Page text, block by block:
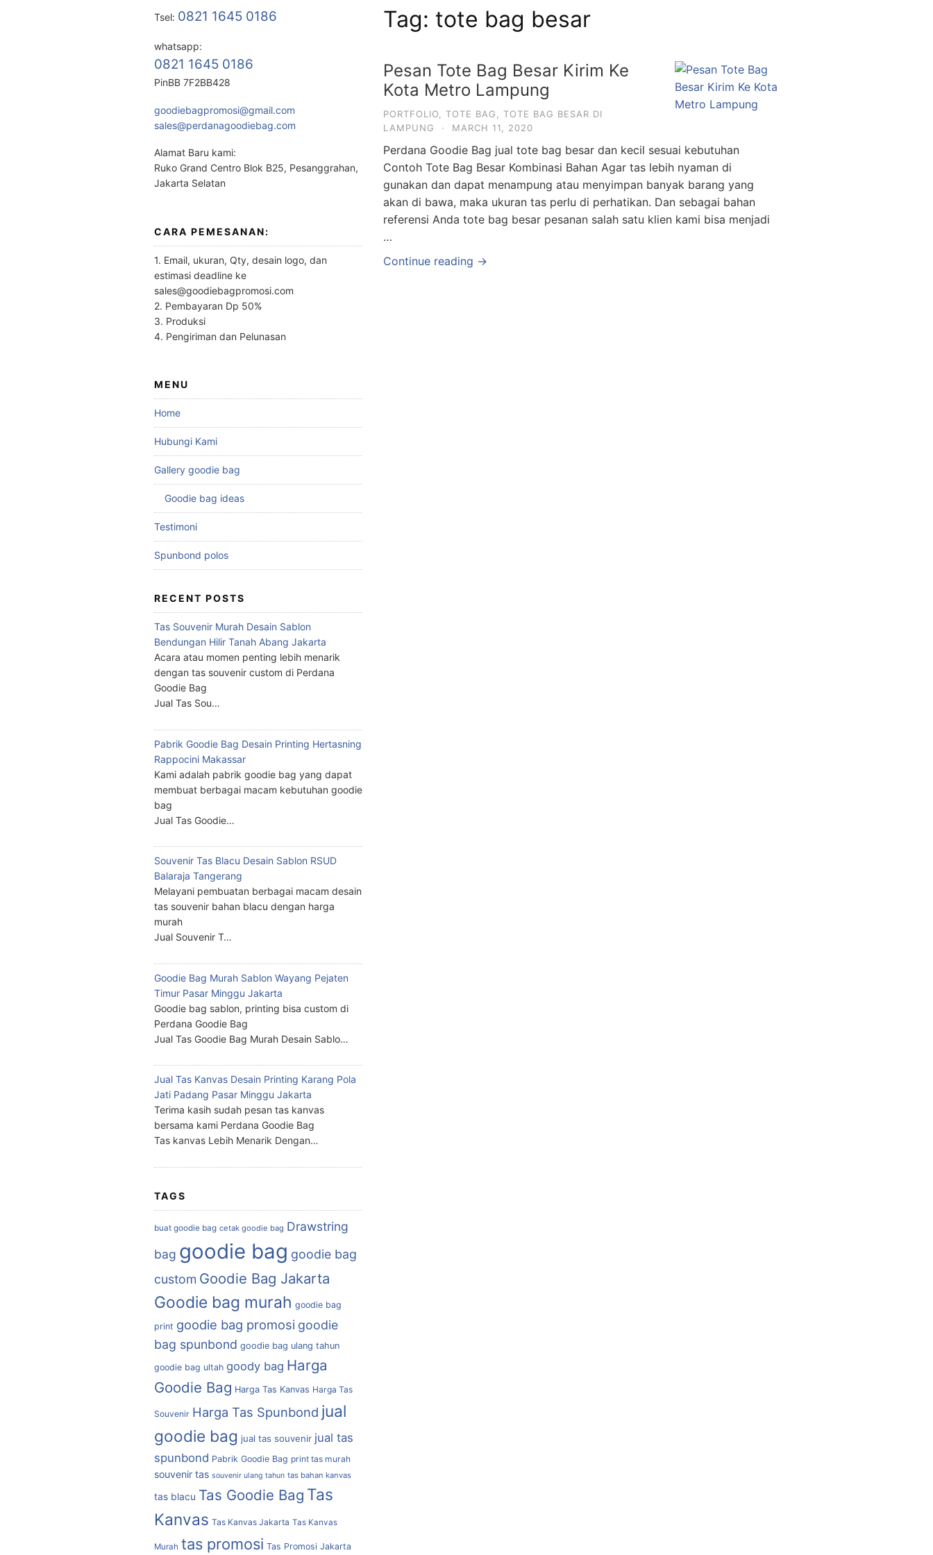
Tag: tote bag besar
Pesan Tote Bag Besar Kirim Ke
Kota Metro Lampung
PORTFOLIO TOTE BAG
TOTE BAG BESAR DI
LAMPUNG
· MARCH 11, 2020
Perdana Goodie Bag jual tote bag besar dan kecil sesuai kebutuhan
Contoh Tote Bag Besar Kombinasi Bahan Agar tas lebih nyaman di
gunakan dan dapat menampung atau menyimpan banyak barang yang
akan di bawa, maka ukuran tas perlu di perhatikan. Dan sebagai bahan
referensi Anda tote bag besar pesanan salah satu klien kami bisa menjadi
…
Continue reading →
Tsel: 0821 1645 0186
whatsapp:
0821 1645 0186
PinBB 7F2BB428
goodiebagpromosi@gmail.com
sales@perdanagoodiebag.com
Alamat Baru kami:
Ruko Grand Centro Blok B25, Pesanggrahan,
Jakarta Selatan
CARA PEMESANAN:
1. Email, ukuran, Qty, desain logo, dan
estimasi deadline ke
sales@goodiebagpromosi.com
2. Pembayaran Dp 50%
3. Produksi
4. Pengiriman dan Pelunasan
MENU
Home
Hubungi Kami
Gallery goodie bag
Goodie bag ideas
Testimoni
Spunbond polos
RECENT POSTS
Tas Souvenir Murah Desain Sablon
Bendungan Hilir Tanah Abang Jakarta
Acara atau momen penting lebih menarik
dengan tas souvenir custom di Perdana
Goodie Bag
Jual Tas Sou…
Pabrik Goodie Bag Desain Printing Hertasning
Rappocini Makassar
Kami adalah pabrik goodie bag yang dapat
membuat berbagai macam kebutuhan goodie
bag
Jual Tas Goodie…
Souvenir Tas Blacu Desain Sablon RSUD
Balaraja Tangerang
Melayani pembuatan berbagai macam desain
tas souvenir bahan blacu dengan harga
murah
Jual Souvenir T…
Goodie Bag Murah Sablon Wayang Pejaten
Timur Pasar Minggu Jakarta
Goodie bag sablon, printing bisa custom di
Perdana Goodie Bag
Jual Tas Goodie Bag Murah Desain Sablo…
Jual Tas Kanvas Desain Printing Karang Pola
Jati Padang Pasar Minggu Jakarta
Terima kasih sudah pesan tas kanvas
bersama kami Perdana Goodie Bag
Tas kanvas Lebih Menarik Dengan…
TAGS
buat goodie bag cetak goodie bag Drawstring
bag goodie bag goodie bag
custom Goodie Bag Jakarta
Goodie bag murah goodie bag
print goodie bag promosi goodie
bag spunbond goodie bag ulang tahun
goodie bag ultah goody bag Harga
Goodie Bag Harga Tas Kanvas Harga Tas
Souvenir Harga Tas Spunbond jual
goodie bag jual tas souvenir jual tas
spunbond Pabrik Goodie Bag print tas murah
souvenir tas souvenir ulang tahun tas bahan kanvas
tas blacu Tas Goodie Bag Tas
Kanvas Tas Kanvas Jakarta Tas Kanvas
Murah tas promosi Tas Promosi Jakarta